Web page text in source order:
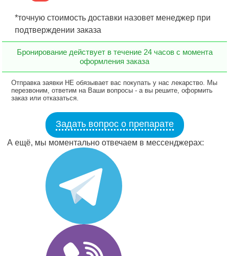
*точную стоимость доставки назовет менеджер при
подтверждении заказа
Бронирование действует в течение 24 часов с момента
оформления заказа
Отправка заявки НЕ обязывает вас покупать у нас лекарство. Мы
перезвоним, ответим на Ваши вопросы - а вы решите, оформить
заказ или отказаться.
Задать вопрос о препарате
А ещё, мы моментально отвечаем в мессенджерах: